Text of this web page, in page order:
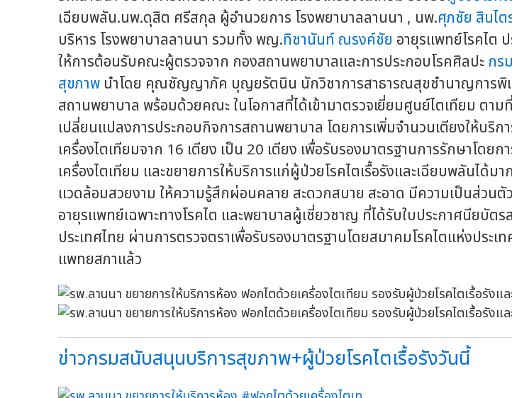
เฉียบพลัน.นพ.ดุสิต ศรีสกุล ผู้อำนวยการ โรงพยาบาลลานนา , นพ.ศุภชัย สินไต
บริหาร โรงพยาบาลลานนา รวมทั้ง พญ.ทิชานันท์ ณรงค์ชัย อายุรแพทย์โรคไต
ให้การต้อนรับคณะผู้ตรวจจาก กองสถานพยาบาลและการประกอบโรคศิลปะ กร
สุขภาพ นำโดย คุณชัญญาภัค บุญยรัตนิน นักวิชาการสาธารณสุขชำนาญการพิ
สถานพยาบาล พร้อมด้วยคณะ ในโอกาสที่ได้เข้ามาตรวจเยี่ยมศูนย์ไตเทียม ตาม
เปลี่ยนแปลงการประกอบกิจการสถานพยาบาล โดยการเพิ่มจำนวนเตียงให้บริก
เครื่องไตเทียมจาก 16 เตียง เป็น 20 เตียง เพื่อรับรองมาตรฐานการรักษาโดยก
เครื่องไตเทียม และขยายการให้บริการแก่ผู้ป่วยโรคไตเรื้อรังและเฉียบพลันได้ม
แวดล้อมสวยงาม ให้ความรู้สึกผ่อนคลาย สะดวกสบาย สะอาด มีความเป็นส่วนตั
อายุรแพทย์เฉพาะทางโรคไต และพยาบาลผู้เชี่ยวชาญ ที่ได้รับใบประกาศนียบัต
ประเทศไทย ผ่านการตรวจตราเพื่อรับรองมาตรฐานโดยสมาคมโรคไตแห่งประเ
แพทยสภาแล้ว
ข่าวกรมสนับสนุนบริการสุขภาพ+ผู้ป่วยโรคไตเรื้อรังวันนี้